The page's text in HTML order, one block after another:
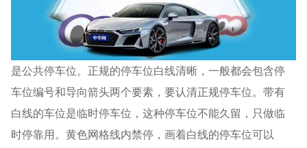
是公共停车位。正规的停车位白线清晰，一般都会包含停
车位编号和导向箭头两个要素，要认清正规停车位。带有
白线的车位是临时停车位，这种停车位不能久留，只做临
时停靠用。黄色网格线内禁停，画着白线的停车位可以